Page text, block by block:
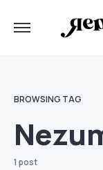
BROWSING TAG
1 post